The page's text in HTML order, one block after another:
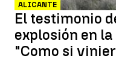
ALICANTE
El testimonio
explosión en
"Como si